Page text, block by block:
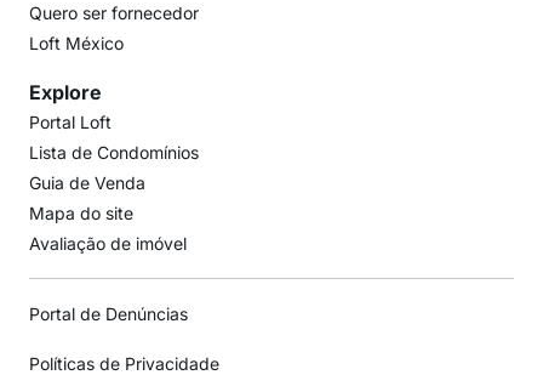
Quero ser fornecedor
Loft México
Explore
Portal Loft
Lista de Condomínios
Guia de Venda
Mapa do site
Avaliação de imóvel
Portal de Denúncias
Políticas de Privacidade